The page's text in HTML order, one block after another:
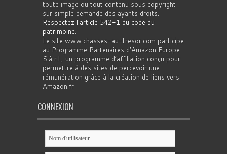
toute image ou tout contenu sous copyright
sur simple demande des ayants droits.
Respectez l'article 542-1 du code du
patrimoine.
Le site www.chasses-au-tresor.com participe
au Programme Partenaires d’Amazon Europe
S.à r.l., un programme d’affiliation conçu pour
permettre à des sites de percevoir une
rémunération grâce à la création de liens vers
Amazon.fr
CONNEXION